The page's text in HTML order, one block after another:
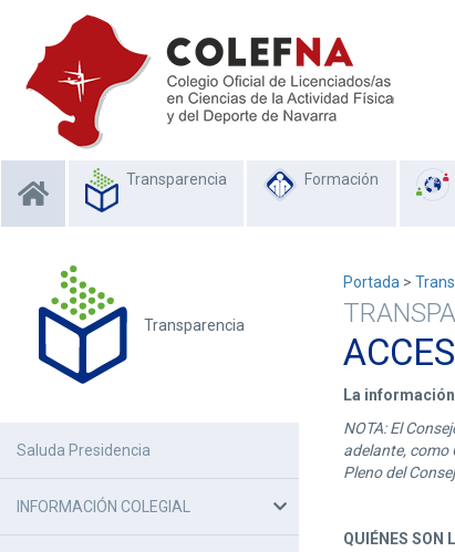
Transparencia Formación
Transparencia
Saluda Presidencia
INFORMACIÓN COLEGIAL
Portada >
La
NOTA: El
adelante, como
Pleno del
QUIÉNES SON